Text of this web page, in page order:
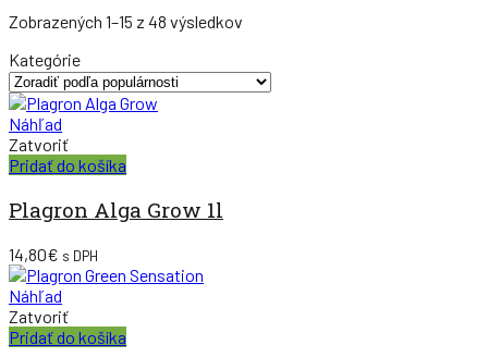
Zobrazených 1–15 z 48 výsledkov
Kategórie
Náhľad
Zatvoriť
Pridať do košíka
Plagron Alga Grow 1l
14,80€ s DPH
Náhľad
Zatvoriť
Pridať do košíka